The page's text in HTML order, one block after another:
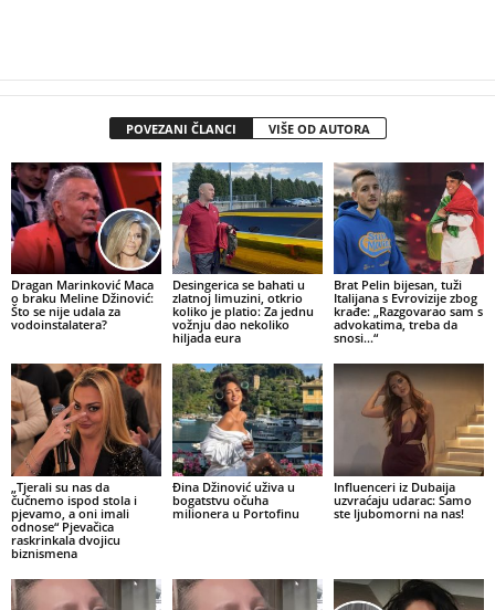
POVEZANI ČLANCI VIŠE OD AUTORA
Dragan Marinković Maca
o braku Meline Džinović:
Što se nije udala za
vodoinstalatera?
Desingerica se bahati u
zlatnoj limuzini, otkrio
koliko je platio: Za jednu
vožnju dao nekoliko
hiljada eura
Brat Pelin bijesan, tuži
Italijana s Evrovizije zbog
krađe: „Razgovarao sam s
advokatima, treba da
snosi…“
„Tjerali su nas da
čučnemo ispod stola i
pjevamo, a oni imali
odnose“ Pjevačica
raskrinkala dvojicu
biznismena
Đina Džinović uživa u
bogatstvu očuha
milionera u Portofinu
Influenceri iz Dubaija
uzvraćaju udarac: Samo
ste ljubomorni na nas!